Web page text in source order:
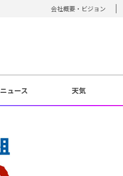
会社概要・ビジョン
ニュース 天気